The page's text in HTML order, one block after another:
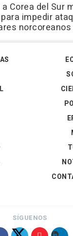
Corea del Sur
impedir
norcoreanos
SÍGUENOS